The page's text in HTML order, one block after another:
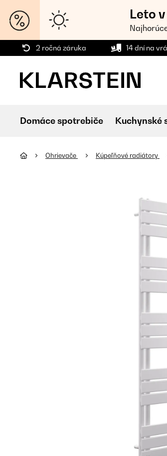
Leto
2 ročná záruka 14 dní na
Domáce spotrebiče Kuchynské
Ohrievače Kúpeľňové radiátory